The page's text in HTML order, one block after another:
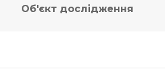
Об'єкт дослідження